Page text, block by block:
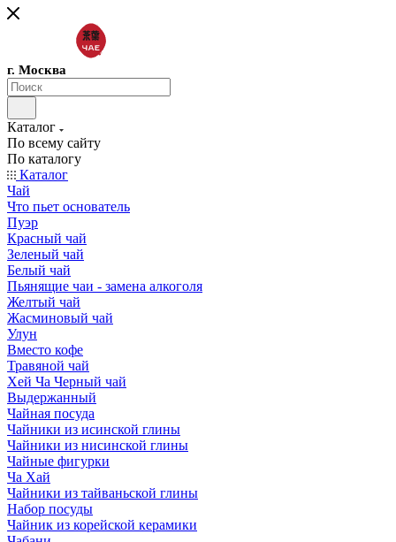
г. Москва
Каталог
По всему сайту
По каталогу
Каталог
Чай
Что пьет основатель
Пуэр
Красный чай
Зеленый чай
Белый чай
Пьянящие чаи - замена алкоголя
Желтый чай
Жасминовый чай
Улун
Вместо кофе
Травяной чай
Хей Ча Черный чай
Выдержанный
Чайная посуда
Чайники из исинской глины
Чайники из нисинской глины
Чайные фигурки
Ча Хай
Чайники из тайваньской глины
Набор посуды
Чайник из корейской керамики